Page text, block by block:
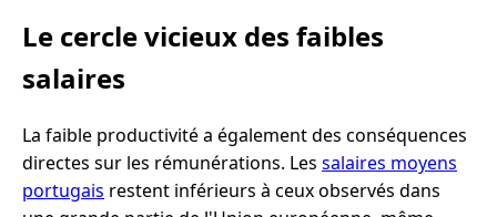
Le cercle vicieux des faibles
salaires
La faible productivité a également des conséquences
directes sur les rémunérations. Les salaires moyens
portugais restent inférieurs à ceux observés dans